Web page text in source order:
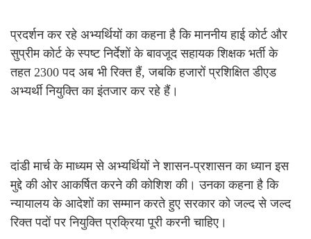
प्रदर्शन कर रहे अभ्यर्थियों का कहना है कि माननीय हाई कोर्ट और
सुप्रीम कोर्ट के स्पष्ट निर्देशों के बावजूद सहायक शिक्षक भर्ती के
तहत 2300 पद अब भी रिक्त हैं, जबकि हजारों प्रशिक्षित डीएड
अभ्यर्थी नियुक्ति का इंतजार कर रहे हैं।
दांडी मार्च के माध्यम से अभ्यर्थियों ने शासन-प्रशासन का ध्यान इस
मुद्दे की ओर आकर्षित करने की कोशिश की। उनका कहना है कि
न्यायालय के आदेशों का सम्मान करते हुए सरकार को जल्द से जल्द
रिक्त पदों पर नियुक्ति प्रक्रिया पूरी करनी चाहिए।